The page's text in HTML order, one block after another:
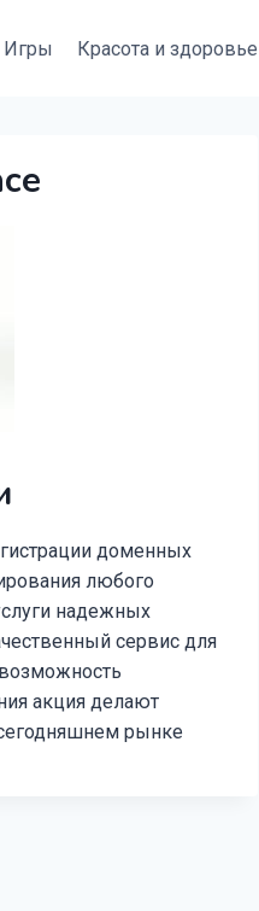
Игры Красота и здоровье
доменных
любого
надежных
сервис для
акция делают
рынке